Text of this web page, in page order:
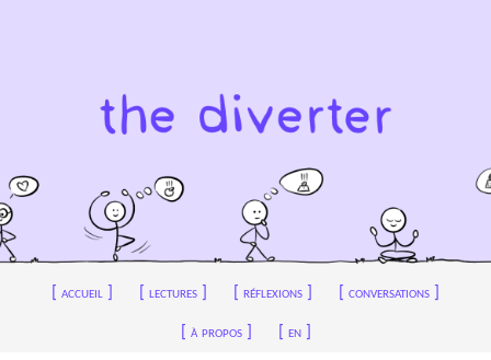
accueil lectures réflexions conversations
à propos en